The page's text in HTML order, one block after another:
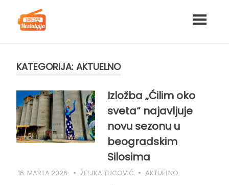
content
KATEGORIJA: AKTUELNO
Izložba „Ćilim oko
sveta“ najavljuje
novu sezonu u
beogradskim
Silosima
16. MARTA 2026. ŽELJKA TUCOVIĆ AKTUELNO